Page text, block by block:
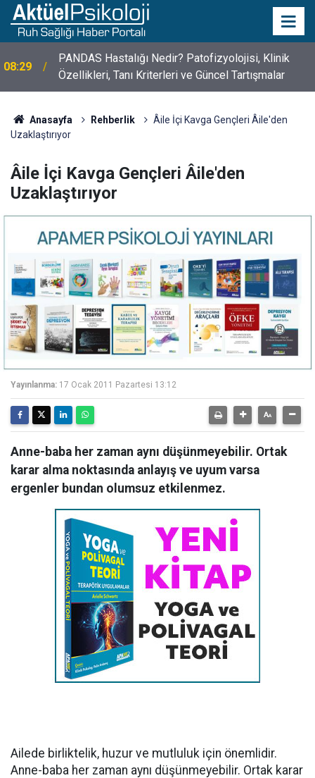
10:30
10 Mayıs Psikologlar Günü Nasıl Ortaya Çıktı? 10
Mayıs Tarihinin Hikayesi
Anasayfa Rehberlik
Âile İçi Kavga Gençleri Âile'den
Uzaklaştırıyor
Âile İçi Kavga Gençleri Âile'den
Uzaklaştırıyor
Yayınlanma: 17 Ocak 2011 Pazartesi 13:12
Anne-baba her zaman aynı düşünmeyebilir. Ortak
karar alma noktasında anlayış ve uyum varsa
ergenler bundan olumsuz etkilenmez.
Ailede birliktelik, huzur ve mutluluk için önemlidir.
Anne-baba her zaman aynı düşünmeyebilir. Ortak karar